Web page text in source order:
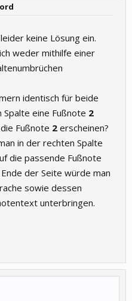
keine Lösung ein.
weder mithilfe einer
identisch für beide
Spalte eine Fußnote 2
Fußnote 2 erscheinen?
in der rechten Spalte
die passende Fußnote
der Seite würde man
sowie dessen
unterbringen.